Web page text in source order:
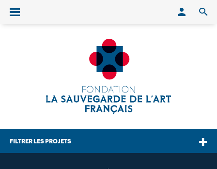
Ouvrir/fermer le menu
FILTRER LES PROJETS